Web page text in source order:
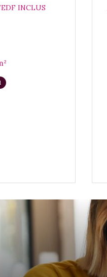
INCLUS
2 chambre(s) 60 m²